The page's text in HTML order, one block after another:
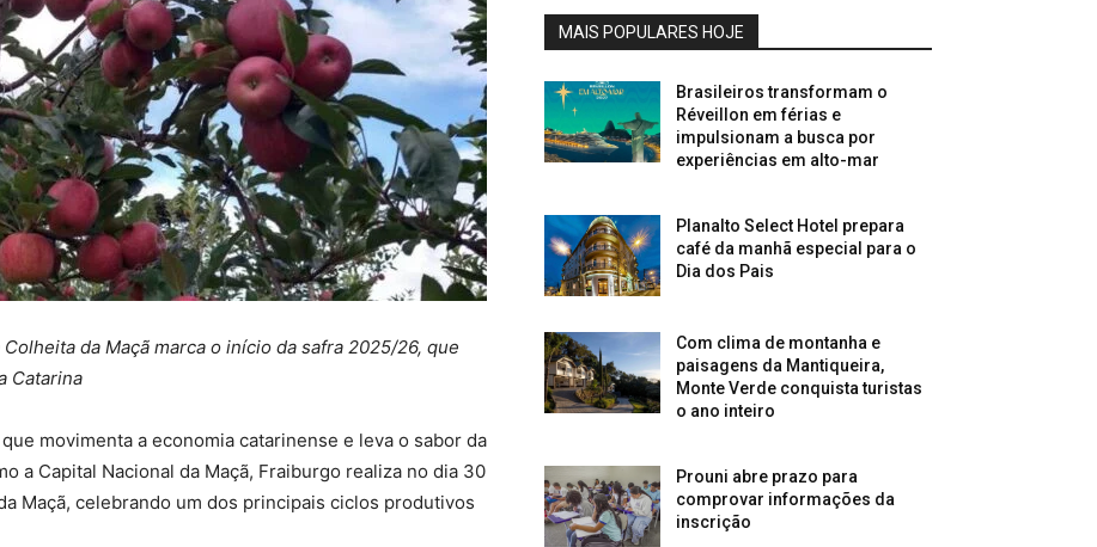
da Maçã marca o início da safra 2025/26, que
Catarina
movimenta a economia catarinense e leva o sabor da
a Capital Nacional da Maçã, Fraiburgo realiza no dia 30
Maçã, celebrando um dos principais ciclos produtivos
MAIS POPULARES HOJE
Brasileiros transformam o
Réveillon em férias e
impulsionam a busca por
experiências em alto-mar
Planalto Select Hotel prepara
café da manhã especial para o
Dia dos Pais
Com clima de montanha e
paisagens da Mantiqueira,
Monte Verde conquista turistas
o ano inteiro
Prouni abre prazo para
comprovar informações da
inscrição